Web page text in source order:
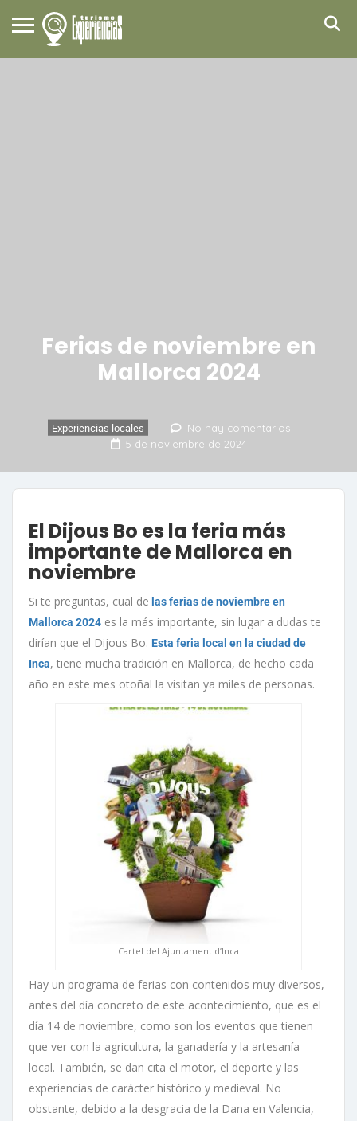
Ferias de noviembre en
Mallorca 2024
Experiencias locales
No hay comentarios
5 de noviembre de 2024
El Dijous Bo es la feria más
importante de Mallorca en
noviembre
Si te preguntas, cual de las ferias de noviembre en
Mallorca 2024 es la más importante, sin lugar a dudas te
dirían que el Dijous Bo. Esta feria local en la ciudad de
Inca, tiene mucha tradición en Mallorca, de hecho cada
año en este mes otoñal la visitan ya miles de personas.
Cartel del Ajuntament d’Inca
Hay un programa de ferias con contenidos muy diversos,
antes del día concreto de este acontecimiento, que es el
día 14 de noviembre, como son los eventos que tienen
que ver con la agricultura, la ganadería y la artesanía
local. También, se dan cita el motor, el deporte y las
experiencias de carácter histórico y medieval. No
obstante, debido a la desgracia de la Dana en Valencia,